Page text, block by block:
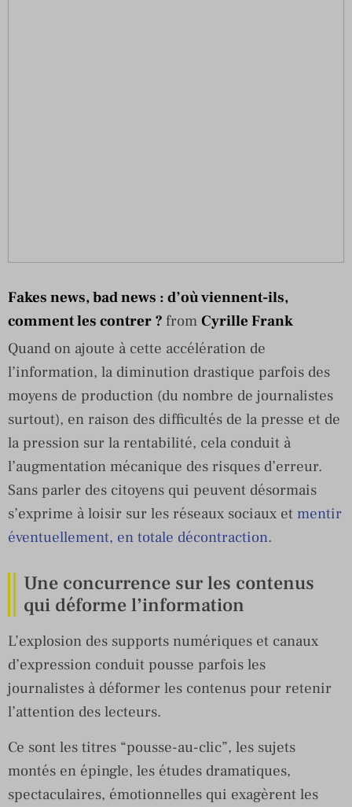
Fakes news, bad news : d’où viennent-ils,
comment les contrer ? from Cyrille Frank
Quand on ajoute à cette accélération de
l’information, la diminution drastique parfois des
moyens de production (du nombre de journalistes
surtout), en raison des difficultés de la presse et de
la pression sur la rentabilité, cela conduit à
l’augmentation mécanique des risques d’erreur.
Sans parler des citoyens qui peuvent désormais
s’exprime à loisir sur les réseaux sociaux et mentir
éventuellement, en totale décontraction.
Une concurrence sur les contenus
qui déforme l’information
L’explosion des supports numériques et canaux
d’expression conduit pousse parfois les
journalistes à déformer les contenus pour retenir
l’attention des lecteurs.
Ce sont les titres “pousse-au-clic”, les sujets
montés en épingle, les études dramatiques,
spectaculaires, émotionnelles qui exagèrent les